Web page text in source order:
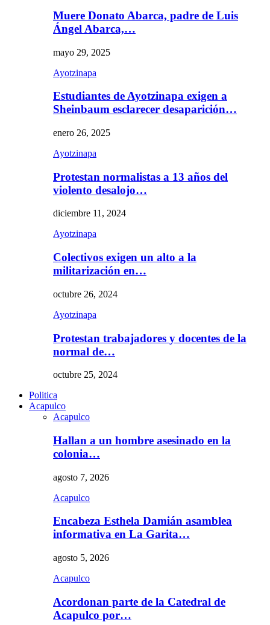
Muere Donato Abarca, padre de Luis
Ángel Abarca,…
mayo 29, 2025
Ayotzinapa
Estudiantes de Ayotzinapa exigen a
Sheinbaum esclarecer desaparición…
enero 26, 2025
Ayotzinapa
Protestan normalistas a 13 años del
violento desalojo…
diciembre 11, 2024
Ayotzinapa
Colectivos exigen un alto a la
militarización en…
octubre 26, 2024
Ayotzinapa
Protestan trabajadores y docentes de la
normal de…
octubre 25, 2024
Politica
Acapulco
Acapulco
Hallan a un hombre asesinado en la
colonia…
agosto 7, 2026
Acapulco
Encabeza Esthela Damián asamblea
informativa en La Garita…
agosto 5, 2026
Acapulco
Acordonan parte de la Catedral de
Acapulco por…